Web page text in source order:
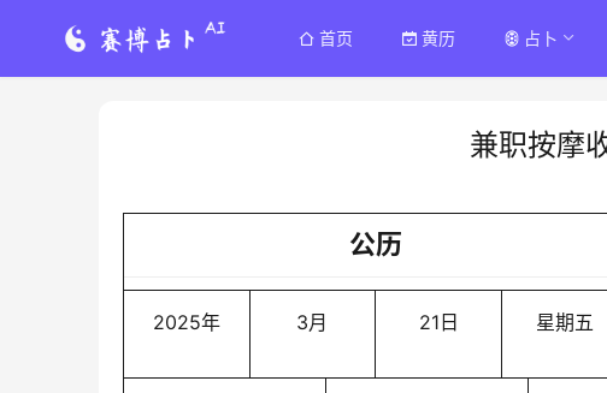
首页 黄历 占卜
兼职按摩
公历
2025年 3月 21日 星期五